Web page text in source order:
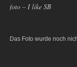
foto – I like SB
Das Foto wurde noch